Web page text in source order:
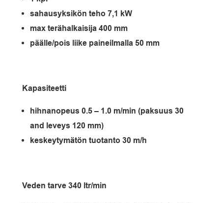
sahausyksikön teho 7,1 kW
max terähalkaisija 400 mm
päälle/pois liike paineilmalla 50 mm
Kapasiteetti
hihnanopeus 0.5 – 1.0 m/min (paksuus 30
and leveys 120 mm)
keskeytymätön tuotanto 30 m/h
Veden tarve 340 ltr/min